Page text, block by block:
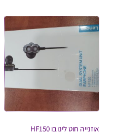
אוזנייה חוט לינובו HF150